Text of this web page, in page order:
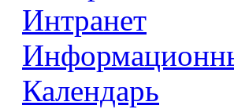
Интранет
Календарь